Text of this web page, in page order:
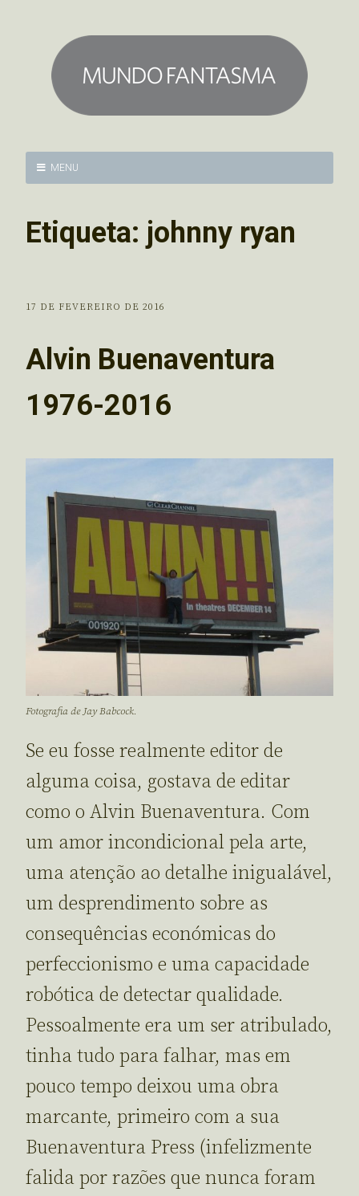
MENU
Etiqueta: johnny ryan
17 DE FEVEREIRO DE 2016
Alvin Buenaventura
1976-2016
Fotografia de Jay Babcock.
Se eu fosse realmente editor de
alguma coisa, gostava de editar
como o Alvin Buenaventura. Com
um amor incondicional pela arte,
uma atenção ao detalhe inigualável,
um desprendimento sobre as
consequências económicas do
perfeccionismo e uma capacidade
robótica de detectar qualidade.
Pessoalmente era um ser atribulado,
tinha tudo para falhar, mas em
pouco tempo deixou uma obra
marcante, primeiro com a sua
Buenaventura Press (infelizmente
falida por razões que nunca foram